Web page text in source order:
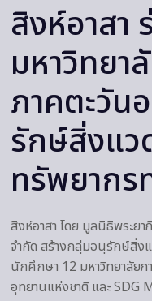
สิงห์อาสา
มหาวิทยา
ภาคตะวัน
รักษ์สิ่งแ
ทรัพยากร
สิงห์อาสา โดย มูลนิธิพระย
จำกัด สร้างกลุ่มอนุรักษ์สิ่ง
นักศึกษา 12 มหาวิทยาลัยภ
อุทยานแห่งชาติ และ SDG